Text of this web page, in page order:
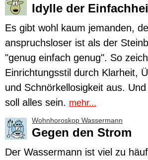
Idylle der
Es gibt wohl kaum jemanden,
anspruchsloser ist als der
"genug einfach genug". So
Einrichtungsstil durch Klarheit,
und Schnörkellosigkeit aus.
soll alles sein. mehr...
Wohnhoroskop Wassermann
Gegen den Strom
Der Wassermann ist viel zu